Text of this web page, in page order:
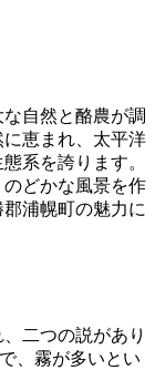
自然と酪農が調
恵まれ、太平洋
系を誇ります。
どかな風景を作
浦幌町の魅力に
二つの説があり
、霧が多いとい